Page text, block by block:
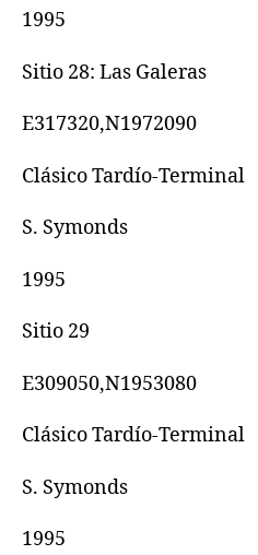
1995
Sitio 28: Las Galeras
E317320,N1972090
Clásico Tardío-Terminal
S. Symonds
1995
Sitio 29
E309050,N1953080
Clásico Tardío-Terminal
S. Symonds
1995